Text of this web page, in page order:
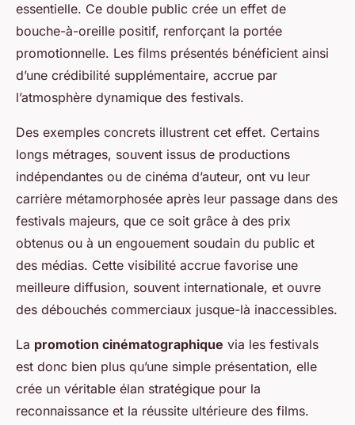
essentielle. Ce double public crée un effet de
bouche-à-oreille positif, renforçant la portée
promotionnelle. Les films présentés bénéficient ainsi
d’une crédibilité supplémentaire, accrue par
l’atmosphère dynamique des festivals.
Des exemples concrets illustrent cet effet. Certains
longs métrages, souvent issus de productions
indépendantes ou de cinéma d’auteur, ont vu leur
carrière métamorphosée après leur passage dans des
festivals majeurs, que ce soit grâce à des prix
obtenus ou à un engouement soudain du public et
des médias. Cette visibilité accrue favorise une
meilleure diffusion, souvent internationale, et ouvre
des débouchés commerciaux jusque-là inaccessibles.
La promotion cinématographique via les festivals
est donc bien plus qu’une simple présentation, elle
crée un véritable élan stratégique pour la
reconnaissance et la réussite ultérieure des films.